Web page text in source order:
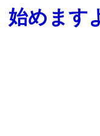
始めます